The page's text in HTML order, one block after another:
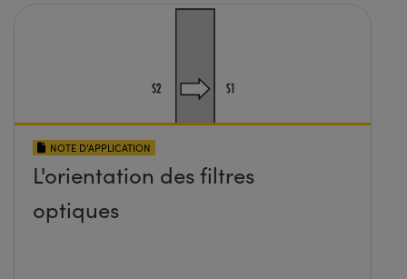
NOTE D’APPLICATION
L'orientation des filtres
optiques